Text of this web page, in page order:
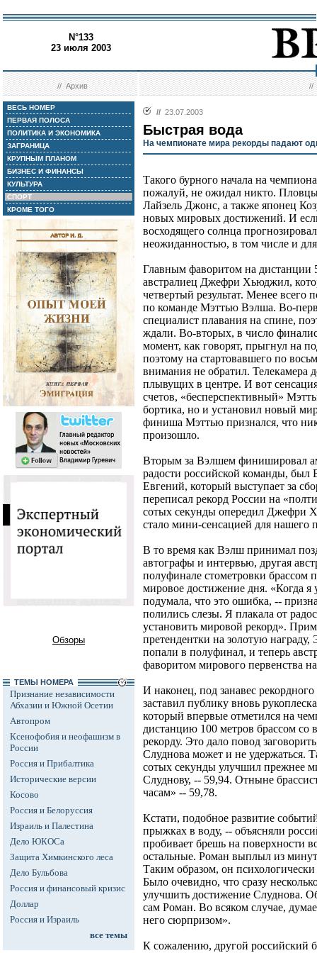
N°133
23 июля 2003
//Архив //
ВЕСЬ НОМЕР
ПЕРВАЯ ПОЛОСА
ПОЛИТИКА И ЭКОНОМИКА
ЗАГРАНИЦА
КРУПНЫМ ПЛАНОМ
БИЗНЕС И ФИНАНСЫ
КУЛЬТУРА
СПОРТ
КРОМЕ ТОГО
Обзоры
ТЕМЫ НОМЕРА
Признание независимости
Абхазии и Южной Осетии
Автопром
Ксенофобия и неофашизм в
России
Россия и Прибалтика
Исторические версии
Косово
Россия и Белоруссия
Израиль и Палестина
Дело ЮКОСа
Защита Химкинского леса
Дело Бульбова
Россия и финансовый кризис
Доллар
Россия и Израиль
все темы
// 23.07.2003
Быстрая вода
На чемпионате мира рекорды падают
Такого бурного начала на
пожалуй, не ожидал никто.
Лайзель Джонс, а также японец
новых мировых достижений. И
восходящего солнца
неожиданностью, в том числе и
Главным фаворитом на дистанции
австралиец Джефри Хьюджил,
четвертый результат. Менее
по команде Мэттью Вэлша. Во-
специалист плавания на спине,
ждали. Во-вторых, в число
момент, как говорят, прыгнул на
поэтому на стартовавшего по
внимания не обратил. Телекамера
плывущих в центре. И вот
счетов, «бесперспективный»
бортика, но и установил новый
финиша Мэттью признался, что
произошло.
Вторым за Вэлшем финишировал
радости российской команды,
Евгений, который выступает за
переписал рекорд России на
сотых секунды опередил Джефри
стало мини-сенсацией для нашего
В то время как Вэлш принимал
автографы и интервью, другая
полуфинале стометровки брассом
мировое достижение дня. «Когда я
подумала, что это ошибка, --
полились слезы. Я плакала от
установить мировой рекорд».
претендентки на золотую
попали в полуфинал, и теперь
фаворитом мирового первенства
И наконец, под занавес
заставил публику вновь
который впервые отметился на
дистанцию 100 метров брассом
рекорду. Это дало повод
Слуднова может и не удержаться.
сотых секунды улучшил прежнее
Слуднову, -- 59,94. Отныне
часам» -- 59,78.
Кстати, подобное развитие
прыжках в воду, -- объясняли
пробивает брешь на поверхности
остальные. Роман выплыл из
Таким образом, он
Было очевидно, что сразу
улучшить достижение Слуднова.
сам Роман. Во всяком случае,
него сюрпризом».
К сожалению, другой российский